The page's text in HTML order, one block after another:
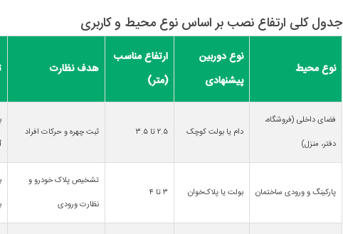
جدول کلی ارتفاع نصب بر اساس نوع محیط و کاربری
نوع محیط
نوع دوربین
پیشنهادی
ارتفاع مناسب
(متر)
هدف نظارت
فضای داخلی (فروشگاه،
دفتر، منزل)
دام یا بولت کوچک ۲.۵ تا ۳.۵ ثبت چهره و حرکات افراد
پارکینگ و ورودی ساختمان بولت یا پلاک‌خوان ۳ تا ۴
تشخیص پلاک خودرو و
نظارت ورودی